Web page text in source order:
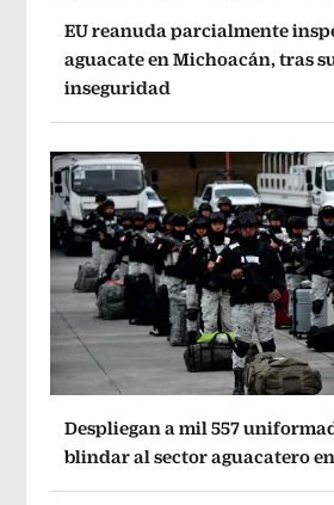
EU reanuda parcialmente
aguacate en Michoacán, tras
inseguridad
Despliegan a mil 557
blindar al sector aguacatero